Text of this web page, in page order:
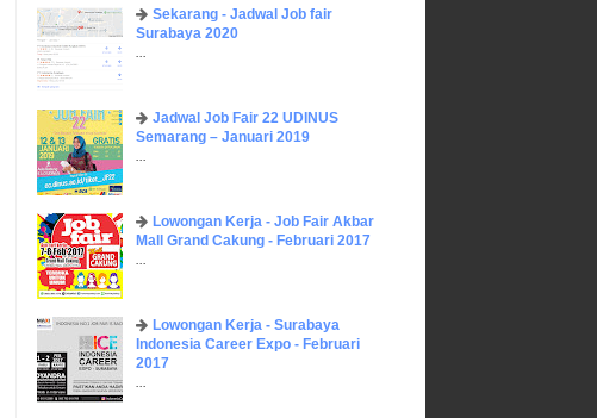
Sekarang - Jadwal Job fair
Surabaya 2020
...
Jadwal Job Fair 22 UDINUS
Semarang – Januari 2019
...
Lowongan Kerja - Job Fair ​Akbar ​
Mall Grand Cakung - Februari 2017
...
Lowongan Kerja - Surabaya
Indonesia Career Expo - Februari
2017
...